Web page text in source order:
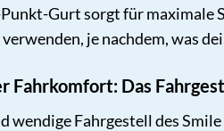
Gurt sorgt für maximale
je nachdem, was
Fahrkomfort: Das
wendige Fahrgestell des